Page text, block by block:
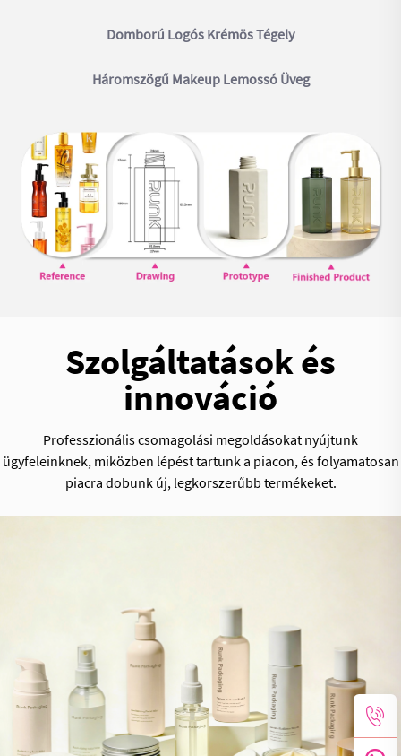
Domború Logós Krémös Tégely
Háromszögű Makeup Lemossó Üveg
Szolgáltatások és
innováció
Professzionális csomagolási megoldásokat nyújtunk
ügyfeleinknek, miközben lépést tartunk a piacon, és folyamatosan
piacra dobunk új, legkorszerűbb termékeket.